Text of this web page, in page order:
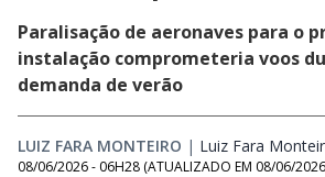
Paralisação de aeronaves para o
instalação comprometeria voos
demanda de verão
LUIZ FARA MONTEIRO | Luiz Fara
08/06/2026 - 06H28 (ATUALIZADO EM 08/06/